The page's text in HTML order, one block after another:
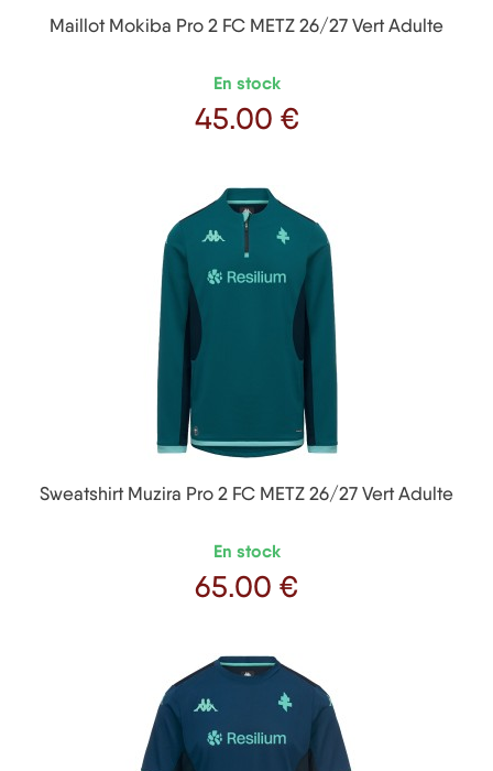
Maillot Mokiba Pro 2 FC METZ 26/27 Vert Adulte
En stock
Prix
45.00 €
Sweatshirt Muzira Pro 2 FC METZ 26/27 Vert Adulte
En stock
Prix
65.00 €